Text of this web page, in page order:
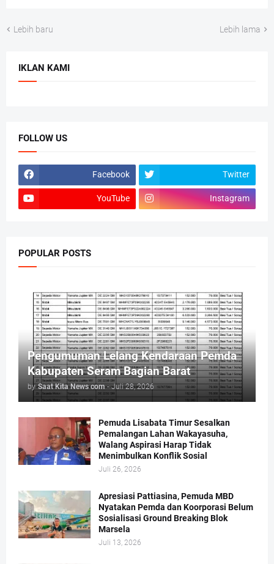
Lebih baru Lebih lama
IKLAN KAMI
FOLLOW US
Facebook Twitter
YouTube Instagram
POPULAR POSTS
Pengumuman Lelang Kendaraan Pemda
Kabupaten Seram Bagian Barat
by Saat Kita News com - Juli 28, 2026
Pemuda Lisabata Timur Sesalkan
Pemalangan Lahan Wakayasuha,
Walang Aspirasi Harap Tidak
Menimbulkan Konflik Sosial
Juli 26, 2026
Apresiasi Pattiasina, Pemuda MBD
Nyatakan Pemda dan Koorporasi Belum
Sosialisasi Ground Breaking Blok
Marsela
Juli 13, 2026